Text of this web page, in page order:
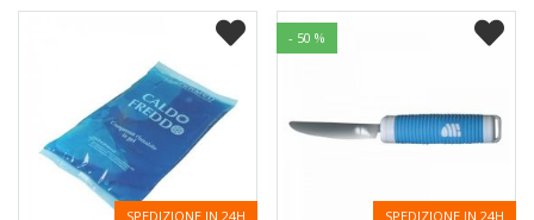
SPEDIZIONE IN 24H
- 50 %
SPEDIZIONE IN 24H